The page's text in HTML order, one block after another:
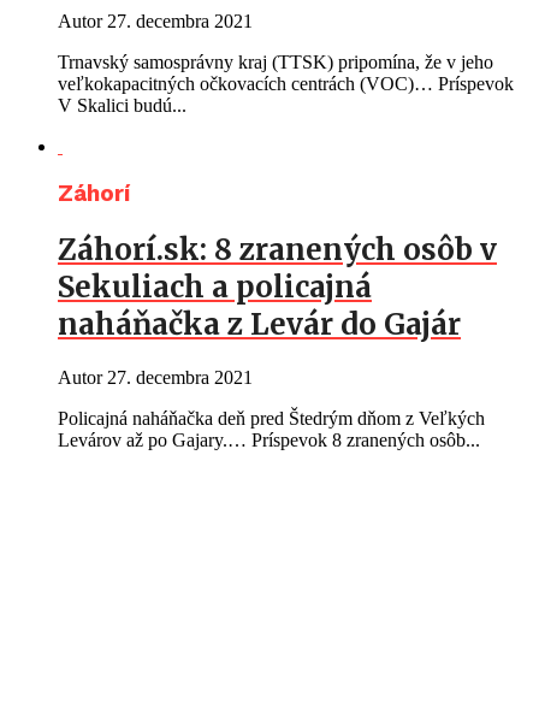
Autor 27. decembra 2021
Trnavský samosprávny kraj (TTSK) pripomína, že v jeho
veľkokapacitných očkovacích centrách (VOC)… Príspevok
V Skalici budú...
Záhorí
Záhorí.sk: 8 zranených osôb v
Sekuliach a policajná
naháňačka z Levár do Gajár
Autor 27. decembra 2021
Policajná naháňačka deň pred Štedrým dňom z Veľkých
Levárov až po Gajary.… Príspevok 8 zranených osôb...